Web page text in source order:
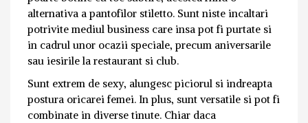
alternativa a pantofilor stiletto. Sunt niste incaltari
potrivite mediul business care insa pot fi purtate si
in cadrul unor ocazii speciale, precum aniversarile
sau iesirile la restaurant si club.
Sunt extrem de sexy, alungesc piciorul si indreapta
postura oricarei femei. In plus, sunt versatile si pot fi
combinate in diverse tinute. Chiar daca